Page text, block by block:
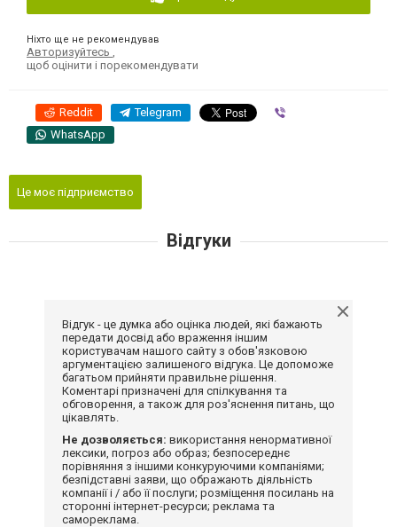
Ніхто ще не рекомендував
Авторизуйтесь
щоб оцінити і порекомендувати
Reddit Telegram
WhatsApp
Це моє підприємство
Відгуки
Відгук - це думка або оцінка людей, які бажають
передати досвід або враження іншим
користувачам нашого сайту з обов'язковою
аргументацією залишеного відгука. Це допоможе
багатьом прийняти правильне рішення.
Коментарі призначені для спілкування та
обговорення, а також для роз'яснення питань, що
цікавлять.
Не дозволяється: використання ненормативної
лексики, погроз або образ; безпосереднє
порівняння з іншими конкуруючими компаніями;
безпідставні заяви, що ображають діяльність
компанії і / або її послуги; розміщення посилань на
сторонні інтернет-ресурси; реклама та
самореклама.